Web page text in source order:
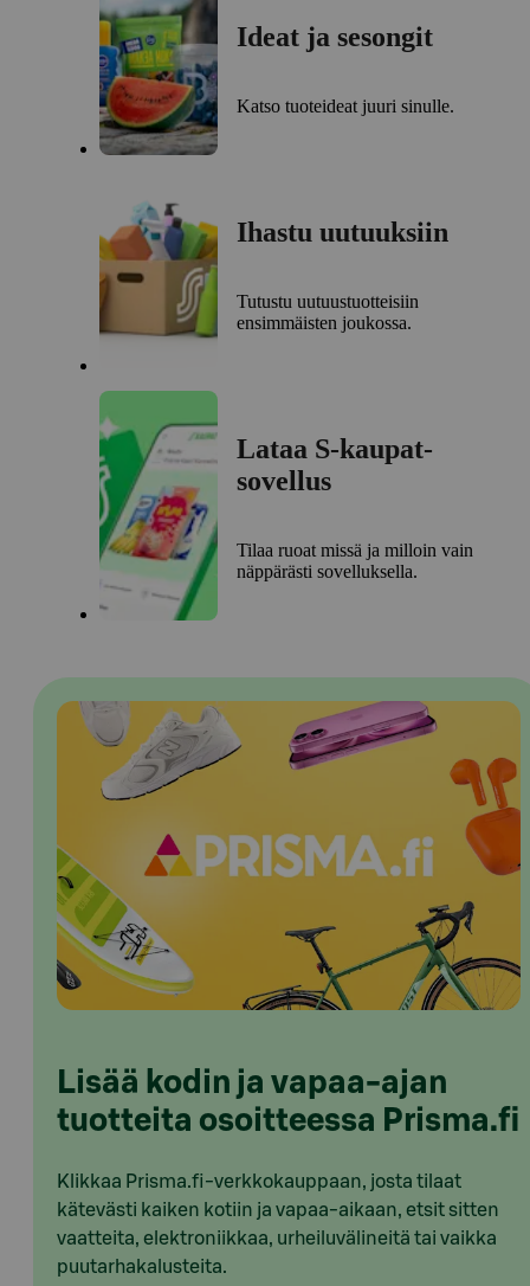
Ideat ja sesongit
Katso tuoteideat juuri sinulle.
Ihastu uutuuksiin
Tutustu uutuustuotteisiin
ensimmäisten joukossa.
Lataa S-kaupat-
sovellus
Tilaa ruoat missä ja milloin vain
näppärästi sovelluksella.
Lisää kodin ja vapaa-ajan
tuotteita osoitteessa Prisma.fi
Klikkaa Prisma.fi-verkkokauppaan, josta tilaat
kätevästi kaiken kotiin ja vapaa-aikaan, etsit sitten
vaatteita, elektroniikkaa, urheiluvälineitä tai vaikka
puutarhakalusteita.